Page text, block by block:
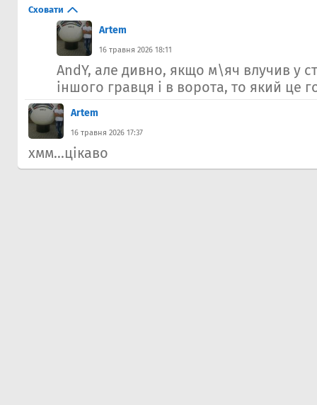
Сховати
Artem
16 травня 2026 18:11
AndY, але дивно, якщо м\яч влучив у
іншого гравця і в ворота, то який це
Artem
16 травня 2026 17:37
хмм...цікаво